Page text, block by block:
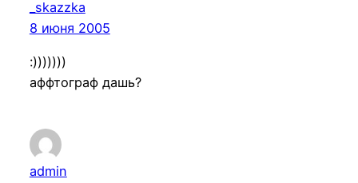
_skazzka
8 июня 2005
:)))))))
аффтограф дашь?
admin